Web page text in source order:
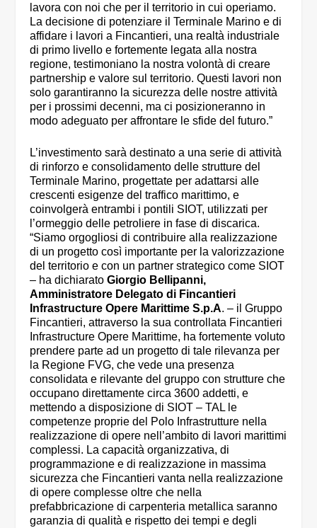
lavora con noi che per il territorio in cui operiamo.
La decisione di potenziare il Terminale Marino e di
affidare i lavori a Fincantieri, una realtà industriale
di primo livello e fortemente legata alla nostra
regione, testimoniano la nostra volontà di creare
partnership e valore sul territorio. Questi lavori non
solo garantiranno la sicurezza delle nostre attività
per i prossimi decenni, ma ci posizioneranno in
modo adeguato per affrontare le sfide del futuro.”
L’investimento sarà destinato a una serie di attività
di rinforzo e consolidamento delle strutture del
Terminale Marino, progettate per adattarsi alle
crescenti esigenze del traffico marittimo, e
coinvolgerà entrambi i pontili SIOT, utilizzati per
l’ormeggio delle petroliere in fase di discarica.
“Siamo orgogliosi di contribuire alla realizzazione
di un progetto così importante per la valorizzazione
del territorio e con un partner strategico come SIOT
– ha dichiaratoGiorgio Bellipanni,
Amministratore Delegato di Fincantieri
Infrastructure Opere Marittime S.p.A. – il Gruppo
Fincantieri, attraverso la sua controllata Fincantieri
Infrastructure Opere Marittime, ha fortemente voluto
prendere parte ad un progetto di tale rilevanza per
la Regione FVG, che vede una presenza
consolidata e rilevante del gruppo con strutture che
occupano direttamente circa 3600 addetti, e
mettendo a disposizione di SIOT – TAL le
competenze proprie del Polo Infrastrutture nella
realizzazione di opere nell’ambito di lavori marittimi
complessi. La capacità organizzativa, di
programmazione e di realizzazione in massima
sicurezza che Fincantieri vanta nella realizzazione
di opere complesse oltre che nella
prefabbricazione di carpenteria metallica saranno
garanzia di qualità e rispetto dei tempi e degli